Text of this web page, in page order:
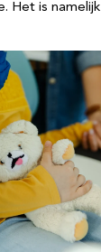
Het is